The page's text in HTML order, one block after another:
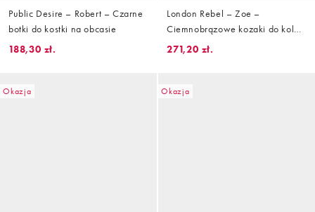
Public Desire – Robert – Czarne
botki do kostki na obcasie
188,30 zł.
London Rebel – Zoe –
Ciemnobrązowe kozaki do kolan
na obcasie klockowym z bardzo
271,20 zł.
Okazja Okazja